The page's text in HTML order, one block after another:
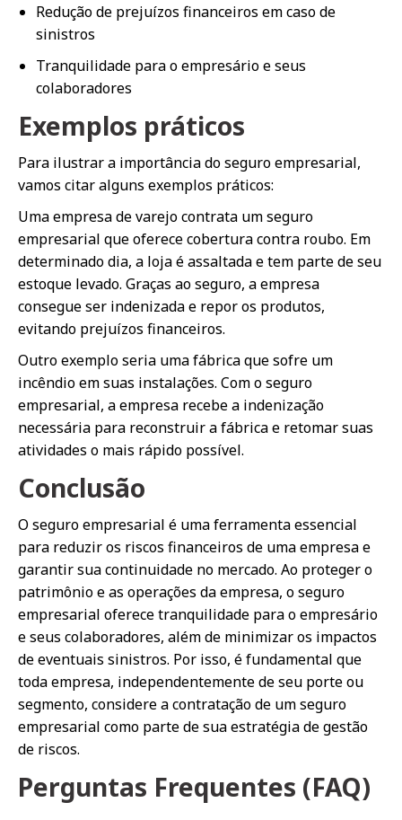
Redução de prejuízos financeiros em caso de
sinistros
Tranquilidade para o empresário e seus
colaboradores
Exemplos práticos
Para ilustrar a importância do seguro empresarial,
vamos citar alguns exemplos práticos:
Uma empresa de varejo contrata um seguro
empresarial que oferece cobertura contra roubo. Em
determinado dia, a loja é assaltada e tem parte de seu
estoque levado. Graças ao seguro, a empresa
consegue ser indenizada e repor os produtos,
evitando prejuízos financeiros.
Outro exemplo seria uma fábrica que sofre um
incêndio em suas instalações. Com o seguro
empresarial, a empresa recebe a indenização
necessária para reconstruir a fábrica e retomar suas
atividades o mais rápido possível.
Conclusão
O seguro empresarial é uma ferramenta essencial
para reduzir os riscos financeiros de uma empresa e
garantir sua continuidade no mercado. Ao proteger o
patrimônio e as operações da empresa, o seguro
empresarial oferece tranquilidade para o empresário
e seus colaboradores, além de minimizar os impactos
de eventuais sinistros. Por isso, é fundamental que
toda empresa, independentemente de seu porte ou
segmento, considere a contratação de um seguro
empresarial como parte de sua estratégia de gestão
de riscos.
Perguntas Frequentes (FAQ)